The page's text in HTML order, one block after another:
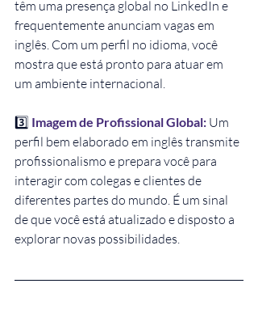
têm uma presença global no LinkedIn e
frequentemente anunciam vagas em
inglês. Com um perfil no idioma, você
mostra que está pronto para atuar em
um ambiente internacional.
3️⃣ Imagem de Profissional Global: Um
perfil bem elaborado em inglês transmite
profissionalismo e prepara você para
interagir com colegas e clientes de
diferentes partes do mundo. É um sinal
de que você está atualizado e disposto a
explorar novas possibilidades.